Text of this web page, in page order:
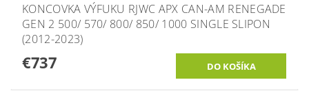
KONCOVKA VÝFUKU RJWC APX CAN-AM RENEGADE
GEN 2 500/ 570/ 800/ 850/ 1000 SINGLE SLIPON
(2012-2023)
€737